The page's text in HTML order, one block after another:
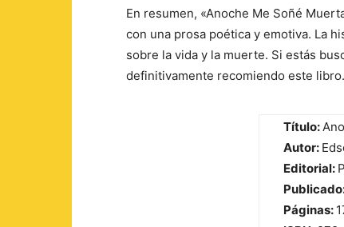
En resumen, «Anoche Me Soñé
con una prosa poética y emotiva. La
sobre la vida y la muerte. Si estás
definitivamente recomiendo este libro.
Título:
Autor:
Editorial:
Páginas: